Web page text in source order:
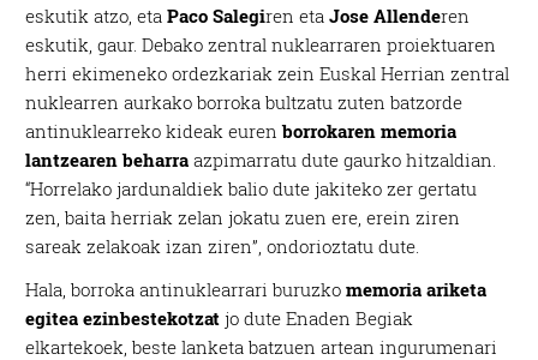
eskutik atzo, etaPaco Salegiren etaJose Allenderen
eskutik, gaur. Debako zentral nuklearraren proiektuaren
herri ekimeneko ordezkariak zein Euskal Herrian zentral
nuklearren aurkako borroka bultzatu zuten batzorde
antinuklearreko kideak euren borrokaren memoria
lantzearen beharra azpimarratu dute gaurko hitzaldian.
“Horrelako jardunaldiek balio dute jakiteko zer gertatu
zen, baita herriak zelan jokatu zuen ere, erein ziren
sareak zelakoak izan ziren”, ondorioztatu dute.
Hala, borroka antinuklearrari buruzko memoria ariketa
egitea ezinbestekotzat jo dute Enaden Begiak
elkartekoek, beste lanketa batzuen artean ingurumenari